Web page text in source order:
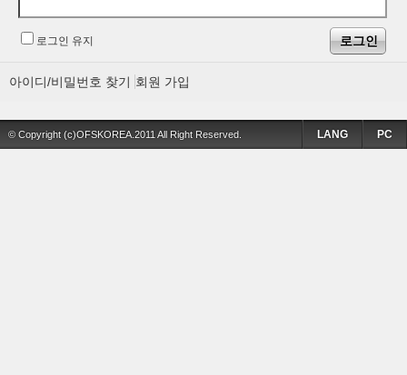
로그인 유지
아이디/비밀번호 찾기 회원 가입
© Copyright (c)OFSKOREA.2011 All Right Reserved. PC
LANG